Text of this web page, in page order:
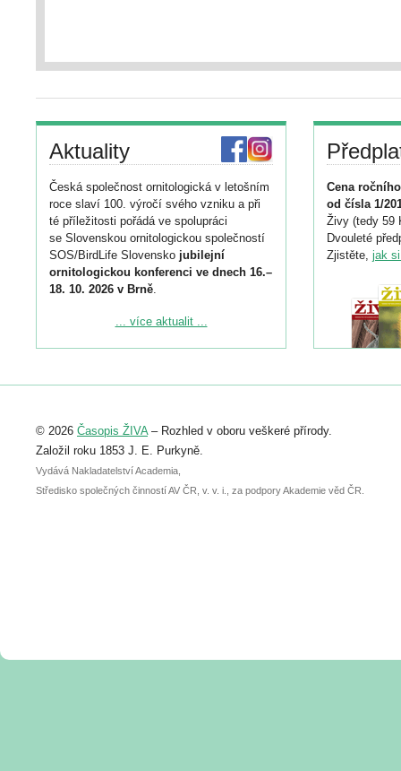
Aktuality
Česká společnost ornitologická v letošním
roce slaví 100. výročí svého vzniku a při
té příležitosti pořádá ve spolupráci
se Slovenskou ornitologickou společností
SOS/BirdLife Slovensko jubilejní
ornitologickou konferenci ve dnech 16.–
18. 10. 2026 v Brně.
Podrobnější informace ke konferenci
Registrovat se můžete do 6. září.
abstraktu přihlášené přednášky nebo
posteru je už 30. června.
... více aktualit ...
Cena
od čísla 1/
Živy (tedy 59
Dvouleté
Zjistěte, jak
© 2026 Časopis ŽIVA– Rozhled v oboru veškeré přírody.
Založil roku 1853 J. E. Purkyně.
Vydává Nakladatelství Academia,
Středisko společných činností AV ČR, v. v. i., za podpory Akademie věd ČR.